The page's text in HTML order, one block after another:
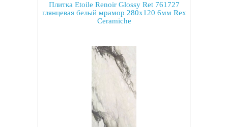
Плитка Etoile Renoir Glossy Ret 761727
глянцевая белый мрамор 280x120 6мм Rex
Ceramiche